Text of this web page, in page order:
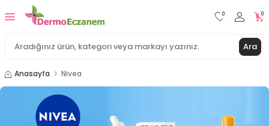
Ara
0 0
Anasayfa Nivea